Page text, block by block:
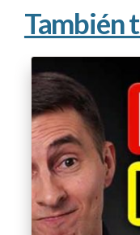
También